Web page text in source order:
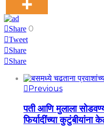
Share 0
Tweet
Share
Share
Previous
पती आणि मुलाला
फिर्यादींच्या कुटुंबीयांना